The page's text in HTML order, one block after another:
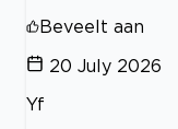
Beveelt aan
20 July 2026
Yf